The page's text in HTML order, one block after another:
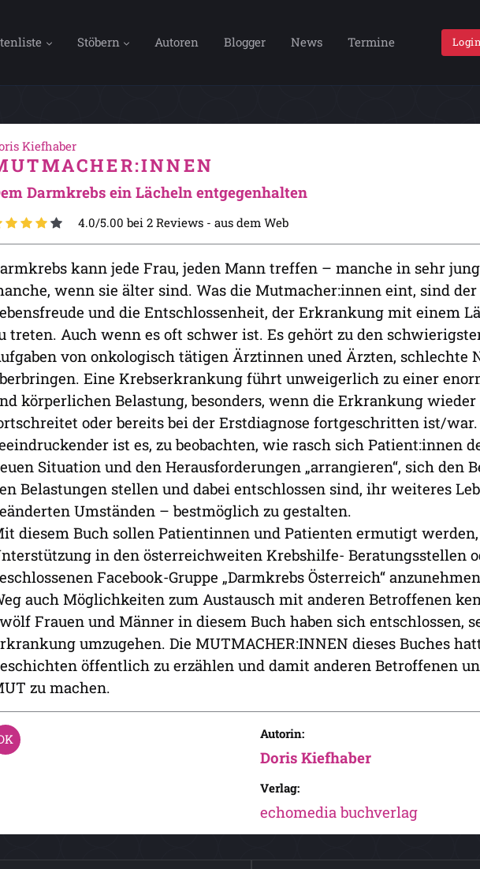
Stöbern Autoren Blogger News Termine
Kiefhaber
Darmkrebs ein Lächeln entgegenhalten
4.0/5.00 bei 2 Reviews - aus dem Web
kann jede Frau, jeden Mann treffen – manche in sehr
wenn sie älter sind. Was die Mutmacher:innen eint, sind
und die Entschlossenheit, der Erkrankung mit einem
treten. Auch wenn es oft schwer ist. Es gehört zu den
von onkologisch tätigen Ärztinnen uned Ärzten, schlechte
Eine Krebserkrankung führt unweigerlich zu einer
körperlichen Belastung, besonders, wenn die Erkrankung
oder bereits bei der Erstdiagnose fortgeschritten ist/war.
ist es, zu beobachten, wie rasch sich Patient:innen
Situation und den Herausforderungen „arrangieren“, sich den
Belastungen stellen und dabei entschlossen sind, ihr weiteres
Umständen – bestmöglich zu gestalten.
diesem Buch sollen Patientinnen und Patienten ermutigt
in den österreichweiten Krebshilfe- Beratungsstellen
Facebook-Gruppe „Darmkrebs Österreich“
auch Möglichkeiten zum Austausch mit anderen Betroffenen
Frauen und Männer in diesem Buch haben sich entschlossen,
umzugehen. Die MUTMACHER:INNEN dieses Buches
öffentlich zu erzählen und damit anderen Betroffenen
zu machen.
Autorin:
Doris Kiefhaber
Verlag:
echomedia buchverlag